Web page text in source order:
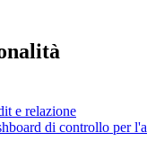
e relazione
di controllo per